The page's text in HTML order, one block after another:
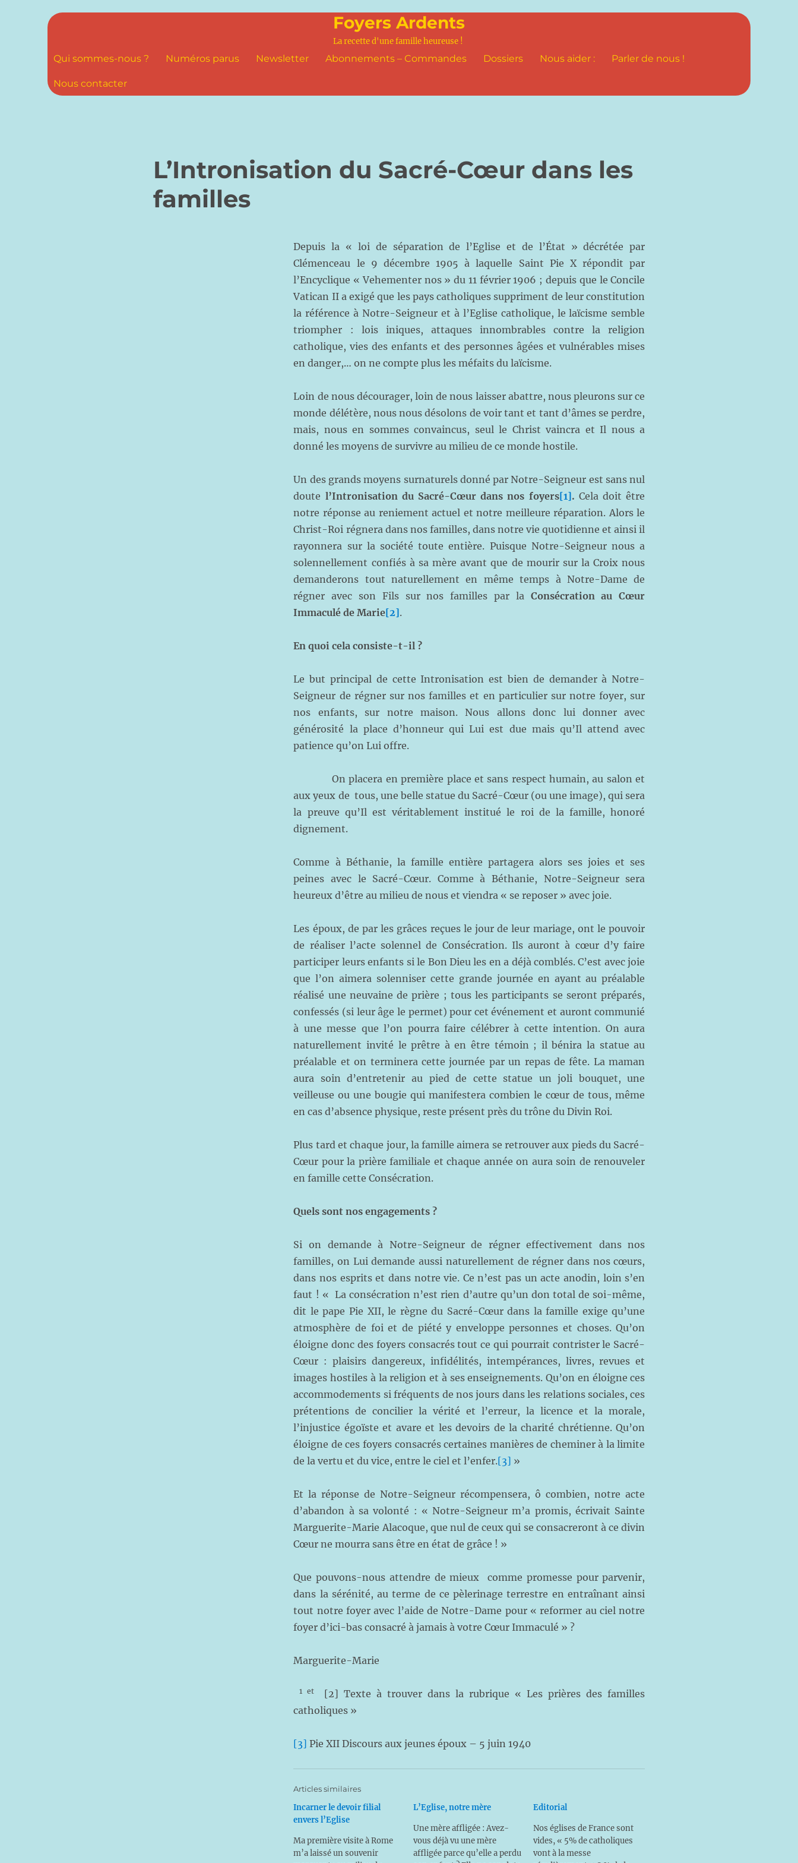
Foyers Ardents
La recette d'une famille heureuse !
Qui sommes-nous ? Numéros parus Newsletter Abonnements – Commandes Dossiers Nous aider : Parler de nous !
Nous contacter
L’Intronisation du Sacré-Cœur dans les
familles
Depuis la « loi de séparation de l’Eglise et de l’État » décrétée par
Clémenceau le 9 décembre 1905 à laquelle Saint Pie X répondit par
l’Encyclique « Vehementer nos » du 11 février 1906 ; depuis que le Concile
Vatican II a exigé que les pays catholiques suppriment de leur constitution
la référence à Notre-Seigneur et à l’Eglise catholique, le laïcisme semble
triompher : lois iniques, attaques innombrables contre la religion
catholique, vies des enfants et des personnes âgées et vulnérables mises
en danger,… on ne compte plus les méfaits du laïcisme.
Loin de nous décourager, loin de nous laisser abattre, nous pleurons sur ce
monde délétère, nous nous désolons de voir tant et tant d’âmes se perdre,
mais, nous en sommes convaincus, seul le Christ vaincra et Il nous a
donné les moyens de survivre au milieu de ce monde hostile.
Un des grands moyens surnaturels donné par Notre-Seigneur est sans nul
doute l’Intronisation du Sacré-Cœur dans nos foyers[1]. Cela doit être
notre réponse au reniement actuel et notre meilleure réparation. Alors le
Christ-Roi régnera dans nos familles, dans notre vie quotidienne et ainsi il
rayonnera sur la société toute entière. Puisque Notre-Seigneur nous a
solennellement confiés à sa mère avant que de mourir sur la Croix nous
demanderons tout naturellement en même temps à Notre-Dame de
régner avec son Fils sur nos familles par laConsécration au Cœur
Immaculé de Marie[2].
En quoi cela consiste-t-il ?
Le but principal de cette Intronisation est bien de demander à Notre-
Seigneur de régner sur nos familles et en particulier sur notre foyer, sur
nos enfants, sur notre maison. Nous allons donc lui donner avec
générosité la place d’honneur qui Lui est due mais qu’Il attend avec
patience qu’on Lui offre.
On placera en première place et sans respect humain, au salon et
aux yeux de tous, une belle statue du Sacré-Cœur (ou une image), qui sera
la preuve qu’Il est véritablement institué le roi de la famille, honoré
dignement.
Comme à Béthanie, la famille entière partagera alors ses joies et ses
peines avec le Sacré-Cœur. Comme à Béthanie, Notre-Seigneur sera
heureux d’être au milieu de nous et viendra « se reposer » avec joie.
Les époux, de par les grâces reçues le jour de leur mariage, ont le pouvoir
de réaliser l’acte solennel de Consécration. Ils auront à cœur d’y faire
participer leurs enfants si le Bon Dieu les en a déjà comblés. C’est avec joie
que l’on aimera solenniser cette grande journée en ayant au préalable
réalisé une neuvaine de prière ; tous les participants se seront préparés,
confessés (si leur âge le permet) pour cet événement et auront communié
à une messe que l’on pourra faire célébrer à cette intention. On aura
naturellement invité le prêtre à en être témoin ; il bénira la statue au
préalable et on terminera cette journée par un repas de fête. La maman
aura soin d’entretenir au pied de cette statue un joli bouquet, une
veilleuse ou une bougie qui manifestera combien le cœur de tous, même
en cas d’absence physique, reste présent près du trône du Divin Roi.
Plus tard et chaque jour, la famille aimera se retrouver aux pieds du Sacré-
Cœur pour la prière familiale et chaque année on aura soin de renouveler
en famille cette Consécration.
Quels sont nos engagements ?
Si on demande à Notre-Seigneur de régner effectivement dans nos
familles, on Lui demande aussi naturellement de régner dans nos cœurs,
dans nos esprits et dans notre vie. Ce n’est pas un acte anodin, loin s’en
faut ! « La consécration n’est rien d’autre qu’un don total de soi-même,
dit le pape Pie XII, le règne du Sacré-Cœur dans la famille exige qu’une
atmosphère de foi et de piété y enveloppe personnes et choses. Qu’on
éloigne donc des foyers consacrés tout ce qui pourrait contrister le Sacré-
Cœur : plaisirs dangereux, infidélités, intempérances, livres, revues et
images hostiles à la religion et à ses enseignements. Qu’on en éloigne ces
accommodements si fréquents de nos jours dans les relations sociales, ces
prétentions de concilier la vérité et l’erreur, la licence et la morale,
l’injustice égoïste et avare et les devoirs de la charité chrétienne. Qu’on
éloigne de ces foyers consacrés certaines manières de cheminer à la limite
de la vertu et du vice, entre le ciel et l’enfer.[3] »
Et la réponse de Notre-Seigneur récompensera, ô combien, notre acte
d’abandon à sa volonté : « Notre-Seigneur m’a promis, écrivait Sainte
Marguerite-Marie Alacoque, que nul de ceux qui se consacreront à ce divin
Cœur ne mourra sans être en état de grâce ! »
Que pouvons-nous attendre de mieux comme promesse pour parvenir,
dans la sérénité, au terme de ce pèlerinage terrestre en entraînant ainsi
tout notre foyer avec l’aide de Notre-Dame pour « reformer au ciel notre
foyer d’ici-bas consacré à jamais à votre Cœur Immaculé » ?
Marguerite-Marie
1 et
[2] Texte à trouver dans la rubrique « Les prières des familles
catholiques »
[3] Pie XII Discours aux jeunes époux – 5 juin 1940
Articles similaires
Incarner le devoir filial
envers l’Eglise
Ma première visite à Rome
m’a laissé un souvenir
L’Eglise, notre mère
Une mère affligée : Avez-
vous déjà vu une mère
affligée parce qu’elle a perdu
Editorial
Nos églises de France sont
vides, « 5% de catholiques
vont à la messe